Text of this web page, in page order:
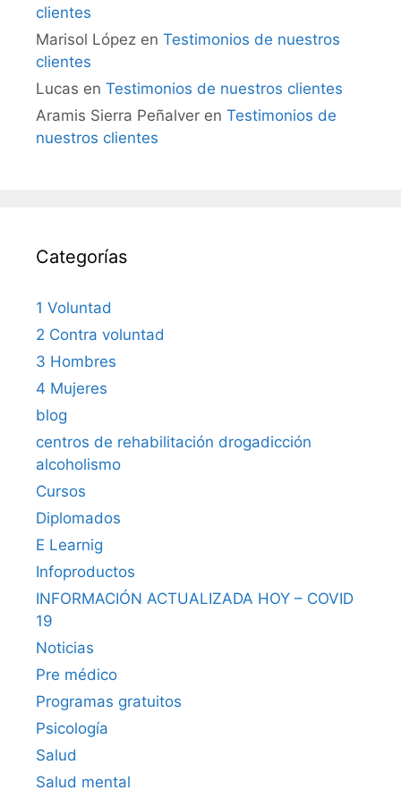
clientes
Marisol López en Testimonios de nuestros
clientes
Lucas en Testimonios de nuestros clientes
Aramis Sierra Peñalver en Testimonios de
nuestros clientes
Categorías
1 Voluntad
2 Contra voluntad
3 Hombres
4 Mujeres
blog
centros de rehabilitación drogadicción
alcoholismo
Cursos
Diplomados
E Learnig
Infoproductos
INFORMACIÓN ACTUALIZADA HOY – COVID
19
Noticias
Pre médico
Programas gratuitos
Psicología
Salud
Salud mental